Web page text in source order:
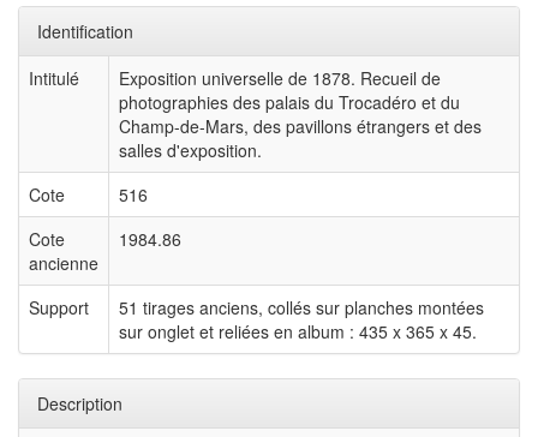
Identification
Intitulé
Exposition universelle de 1878. Recueil de
photographies des palais du Trocadéro et du
Champ-de-Mars, des pavillons étrangers et des
salles d'exposition.
Cote
516
Cote
ancienne
1984.86
Support
51 tirages anciens, collés sur planches montées
sur onglet et reliées en album : 435 x 365 x 45.
Description